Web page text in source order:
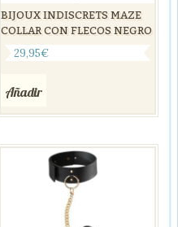
BIJOUX INDISCRETS MAZE
COLLAR CON FLECOS NEGRO
29,95€
Añadir